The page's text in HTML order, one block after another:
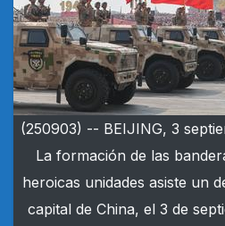
(250903) -- BEIJING, 3
La formación de las
heroicas unidades asiste un
capital de China, el 3 de